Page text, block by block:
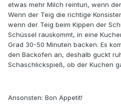
etwas mehr Milch reintun, wenn
Wenn der Teig die richtige
wenn der Teig beim Kippen der
Schüssel rauskommt, in eine
Grad 30-50 Minuten backen. Es
den Backofen an, deshalb guckt
Schaschlickspieß, ob der Kuchen
Ansonsten: Bon Appetit!